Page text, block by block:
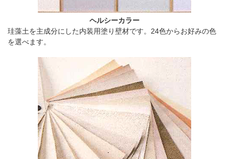
ヘルシーカラー
珪藻土を主成分にした内装用塗り壁材です。24色からお好みの色
を選べます。